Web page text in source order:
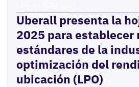
Uberall presenta la
2025 para establecer
estándares de la
optimización del
ubicación (LPO)